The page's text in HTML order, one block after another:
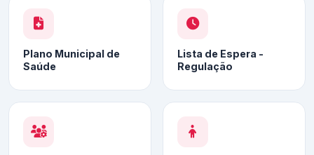
Plano Municipal de
Saúde
Lista de Espera -
Regulação